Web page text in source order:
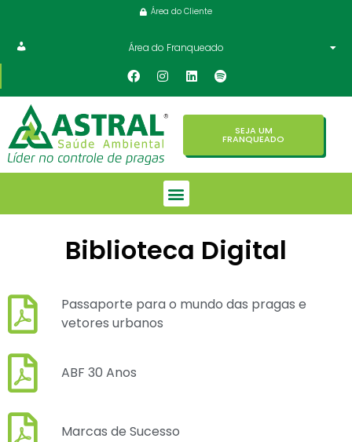
Área do Cliente
Área do Franqueado
SEJA UM
FRANQUEADO
Biblioteca Digital
Passaporte para o mundo das pragas e
vetores urbanos
ABF 30 Anos
Marcas de Sucesso